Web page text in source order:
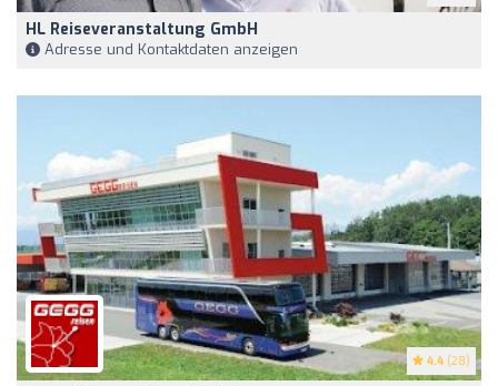
HL Reiseveranstaltung GmbH
Adresse und Kontaktdaten anzeigen
4.4 (28)